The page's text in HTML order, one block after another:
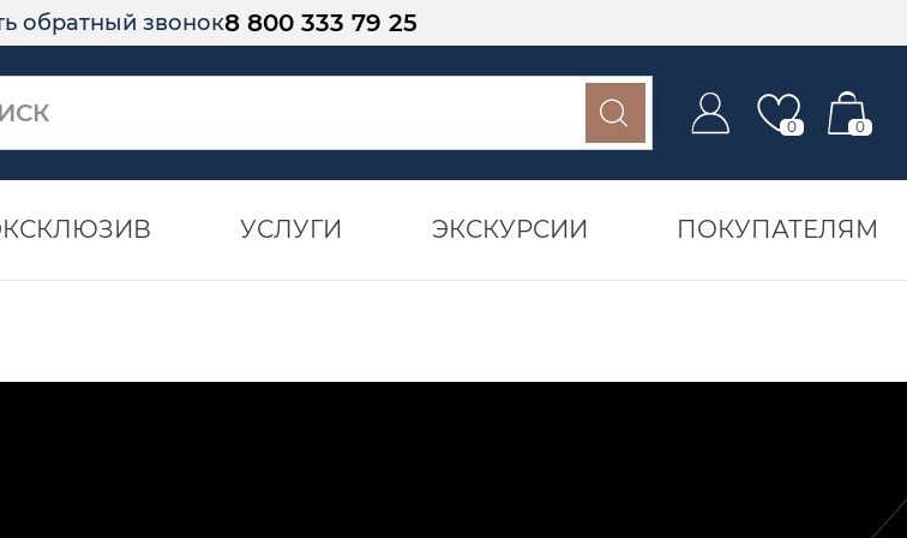
обратный звонок8 800 333 79 25
0 0
УСЛУГИ ЭКСКУРСИИ ПОКУПАТЕЛЯМ